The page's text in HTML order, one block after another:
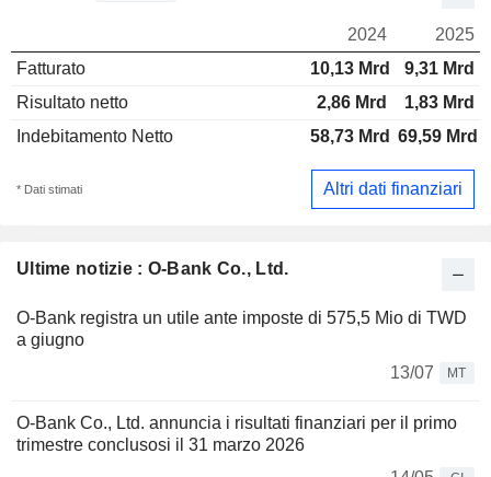
Ultime notizie : O-Bank Co., Ltd.
O-Bank registra un utile ante imposte di 575,5 Mio di TWD
a giugno
13/07
MT
O-Bank Co., Ltd. annuncia i risultati finanziari per il primo
trimestre conclusosi il 31 marzo 2026
2024
2025
Fatturato
10,13 Mrd
9,31 Mrd
Risultato netto
2,86 Mrd
1,83 Mrd
Indebitamento Netto
58,73 Mrd 69,59 Mrd
* Dati stimati Altri dati finanziari